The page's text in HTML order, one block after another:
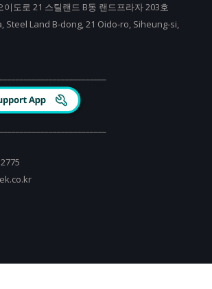
이도로 21 스틸랜드 B동 랜드프라자 203호
Steel Land B-dong, 21 Oido-ro, Siheung-si,